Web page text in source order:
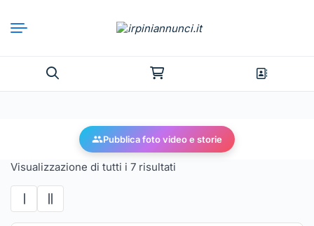
Pubblica foto video e storie
Visualizzazione di tutti i 7 risultati